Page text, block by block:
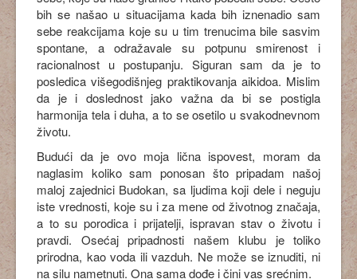
bih se našao u situacijama kada bih iznenadio sam
sebe reakcijama koje su u tim trenucima bile sasvim
spontane, a odražavale su potpunu smirenost i
racionalnost u postupanju. Siguran sam da je to
posledica višegodišnjeg praktikovanja aikidoa. Mislim
da je i doslednost jako važna da bi se postigla
harmonija tela i duha, a to se osetilo u svakodnevnom
životu.
Budući da je ovo moja lična ispovest, moram da
naglasim koliko sam ponosan što pripadam našoj
maloj zajednici Budokan, sa ljudima koji dele i neguju
iste vrednosti, koje su i za mene od životnog značaja,
a to su porodica i prijatelji, ispravan stav o životu i
pravdi. Osećaj pripadnosti našem klubu je toliko
prirodna, kao voda ili vazduh. Ne može se iznuditi, ni
na silu nametnuti. Ona sama dođe i čini vas srećnim.